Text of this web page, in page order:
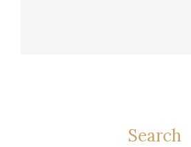
Search